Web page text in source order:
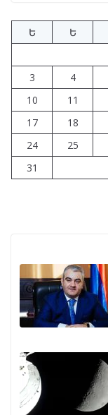
Ե
Ե
3
4
10
11
17
18
24
25
31